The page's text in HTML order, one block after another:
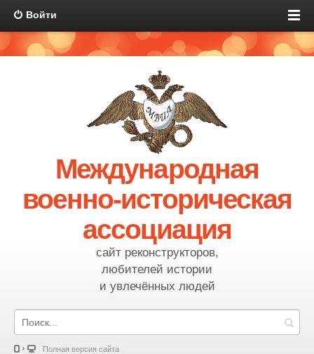
Войти
Международная
военно-историческая
ассоциация
сайт реконструкторов,
любителей истории
и увлечённых людей
Полная версия сайта